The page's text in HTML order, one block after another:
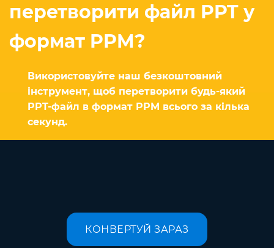
перетворити файл PPT у
формат PPM?
Використовуйте наш безкоштовний
інструмент, щоб перетворити будь-який
PPT-файл в формат PPM всього за кілька
секунд.
КОНВЕРТУЙ ЗАРАЗ